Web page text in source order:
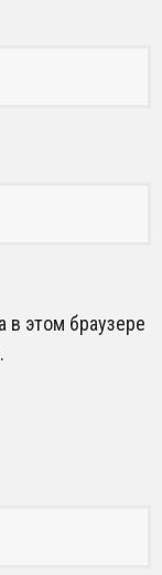
в этом браузере